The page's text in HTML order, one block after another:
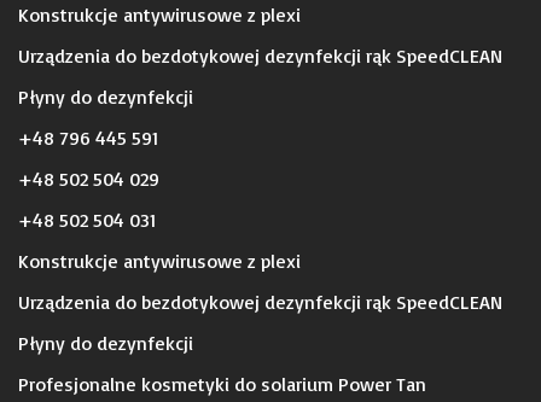
Konstrukcje antywirusowe z plexi
Urządzenia do bezdotykowej dezynfekcji rąk SpeedCLEAN
Płyny do dezynfekcji
+48 796 445 591
+48 502 504 029
+48 502 504 031
Konstrukcje antywirusowe z plexi
Urządzenia do bezdotykowej dezynfekcji rąk SpeedCLEAN
Płyny do dezynfekcji
Profesjonalne kosmetyki do solarium Power Tan